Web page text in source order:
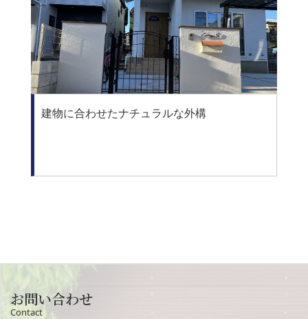
建物に合わせたナチュラルな外構
お問い合わせ
Contact